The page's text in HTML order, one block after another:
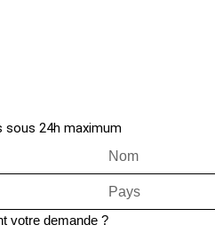
sous 24h maximum
votre demande ?